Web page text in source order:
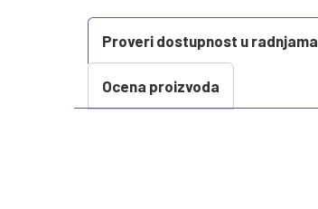
Proveri dostupnost u radnjama
Ocena proizvoda